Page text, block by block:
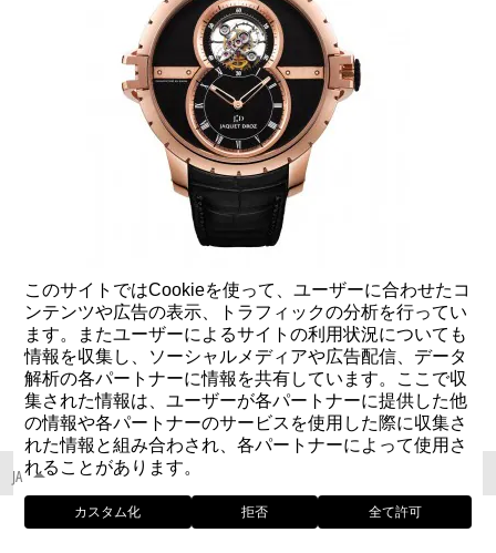
このサイトではCookieを使って、ユーザーに合わせたコ
ンテンツや広告の表示、トラフィックの分析を行ってい
ます。またユーザーによるサイトの利用状況についても
情報を収集し、ソーシャルメディアや広告配信、データ
解析の各パートナーに情報を共有しています。ここで収
集された情報は、ユーザーが各パートナーに提供した他
の情報や各パートナーのサービスを使用した際に収集さ
れた情報と組み合わされ、各パートナーによって使用さ
れることがあります。
カスタム化 拒否 全て許可
SW
JA